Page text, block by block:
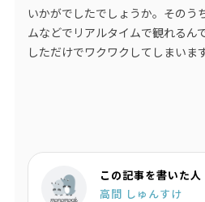
いかがでしたでしょうか。そのう
ムなどでリアルタイムで観れるん
しただけでワクワクしてしまいま
この記事を書いた人
高間 しゅんすけ